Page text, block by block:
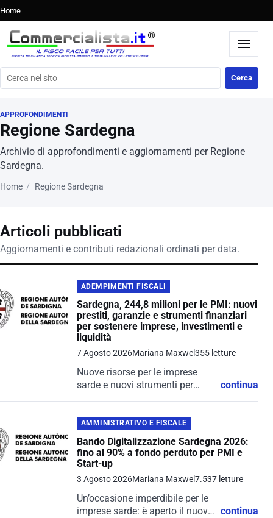
Home
Cerca nel sito Cerca
APPROFONDIMENTI
Regione Sardegna
Archivio di approfondimenti e aggiornamenti per Regione
Sardegna.
Home Regione Sardegna
Articoli pubblicati
Aggiornamenti e contributi redazionali ordinati per data.
ADEMPIMENTI FISCALI
Sardegna, 244,8 milioni per le PMI: nuovi
prestiti, garanzie e strumenti finanziari
per sostenere imprese, investimenti e
liquidità
7 Agosto 2026Mariana Maxwel355 letture
Nuove risorse per le imprese
sarde e nuovi strumenti per
ha approvato un piano da 244,8
milioni di euro per sostenere...
continua
AMMINISTRATIVO E FISCALE
Bando Digitalizzazione Sardegna 2026:
fino al 90% a fondo perduto per PMI e
Start-up
3 Agosto 2026Mariana Maxwel7.537 letture
Un’occasione imperdibile per le
imprese sarde: è aperto il nuovo
continua